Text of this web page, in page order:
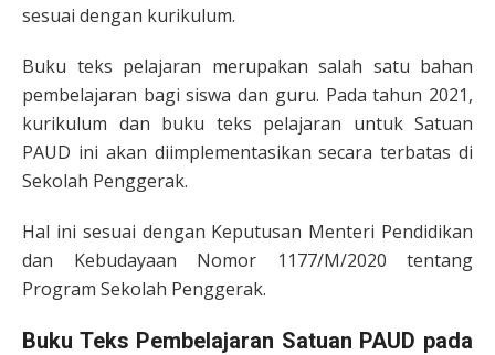
sesuai dengan kurikulum.
Buku teks pelajaran merupakan salah satu bahan
pembelajaran bagi siswa dan guru. Pada tahun 2021,
kurikulum dan buku teks pelajaran untuk Satuan
PAUD ini akan diimplementasikan secara terbatas di
Sekolah Penggerak.
Hal ini sesuai dengan Keputusan Menteri Pendidikan
dan Kebudayaan Nomor 1177/M/2020 tentang
Program Sekolah Penggerak.
Buku Teks Pembelajaran Satuan PAUD pada